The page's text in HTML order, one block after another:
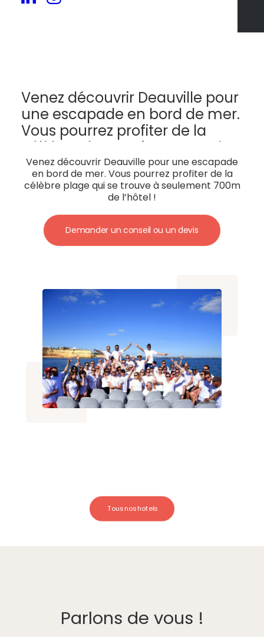
Venez découvrir Deauville pour
une escapade en bord de mer.
Vous pourrez profiter de la
célèbre plage qui se trouve à
seulement 700m de l’hôtel !
Venez découvrir Deauville pour une escapade
en bord de mer. Vous pourrez profiter de la
célèbre plage qui se trouve à seulement 700m
de l’hôtel !
Demander un conseil ou un devis
Tous nos hotels
Parlons de vous !